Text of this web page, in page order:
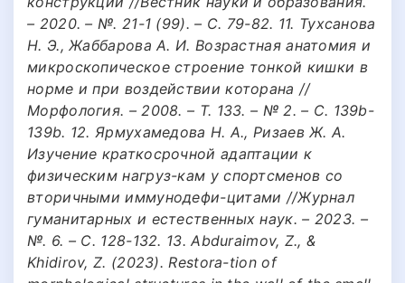
– 2020. – №. 21-1 (99). – С. 79-82. 11. Тухсанова
Н. Э., Жаббарова А. И. Возрастная анатомия и
микроскопическое строение тонкой кишки в
норме и при воздействии которана //
Морфология. – 2008. – Т. 133. – № 2. – С. 139b-
139b. 12. Ярмухамедова Н. А., Ризаев Ж. А.
Изучение краткосрочной адаптации к
физическим нагруз-кам у спортсменов со
вторичными иммунодефи-цитами //Журнал
гуманитарных и естественных наук. – 2023. –
№. 6. – С. 128-132. 13. Abduraimov, Z., &
Khidirov, Z. (2023). Restora-tion of